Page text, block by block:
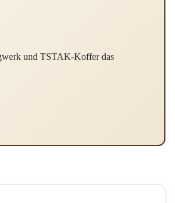
und TSTAK-Koffer das